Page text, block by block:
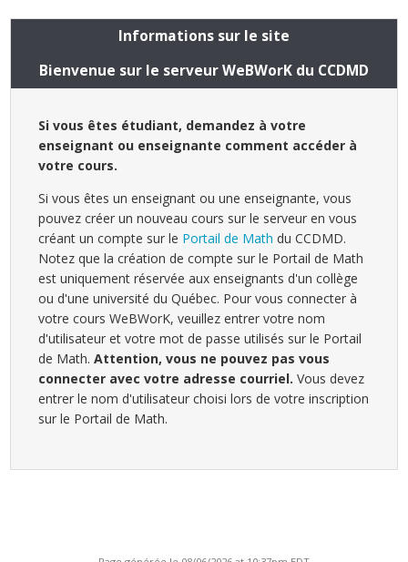
Informations sur le site
Bienvenue sur le serveur WeBWorK du CCDMD
Si vous êtes étudiant, demandez à votre
enseignant ou enseignante comment accéder à
votre cours.
Si vous êtes un enseignant ou une enseignante, vous
pouvez créer un nouveau cours sur le serveur en vous
créant un compte sur le Portail de Math du CCDMD.
Notez que la création de compte sur le Portail de Math
est uniquement réservée aux enseignants d'un collège
ou d'une université du Québec. Pour vous connecter à
votre cours WeBWorK, veuillez entrer votre nom
d'utilisateur et votre mot de passe utilisés sur le Portail
de Math.Attention, vous ne pouvez pas vous
connecter avec votre adresse courriel. Vous devez
entrer le nom d'utilisateur choisi lors de votre inscription
sur le Portail de Math.